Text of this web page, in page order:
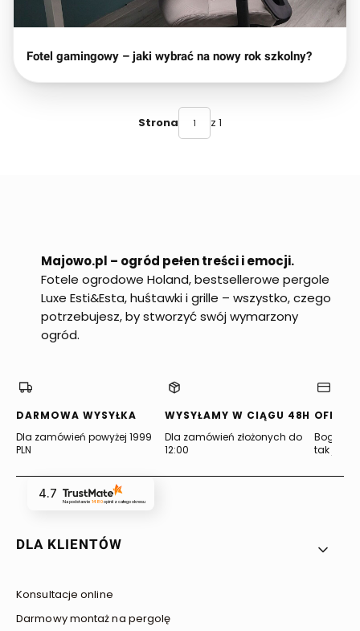
Fotel gamingowy – jaki wybrać na nowy rok szkolny?
Strona z 1
Majowo.pl – ogród pełen treści i emocji.
Fotele ogrodowe Holand, bestsellerowe pergole
Luxe Esti&Esta, huśtawki i grille – wszystko, czego
potrzebujesz, by stworzyć swój wymarzony
ogród.
DARMOWA WYSYŁKA
Dla zamówień powyżej 1999
PLN
WYSYŁAMY W CIĄGU 48H
Dla zamówień złożonych do
12:00
Bogata
tak jak
4.7
Na podstawie 1480opinii z całego okresu
Linki w stopce
DLA KLIENTÓW
Konsultacje online
Darmowy montaż na pergolę